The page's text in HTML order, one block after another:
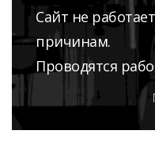
Сайт не
причинам.
Проводятся